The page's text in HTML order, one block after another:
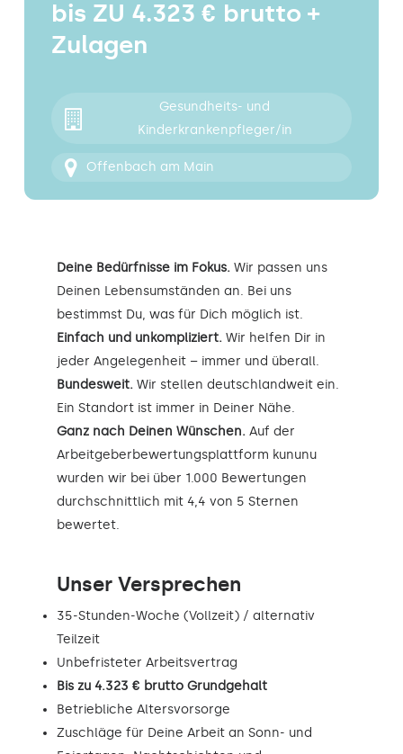
Kontaktbis ZU 4.323 € brutto +
Zulagen
Gesundheits- und
Kinderkrankenpfleger/in
Offenbach am Main
Deine Bedürfnisse im Fokus. Wir passen uns
Deinen Lebensumständen an. Bei uns
bestimmst Du, was für Dich möglich ist.
Einfach und unkompliziert. Wir helfen Dir in
jeder Angelegenheit – immer und überall.
Bundesweit. Wir stellen deutschlandweit ein.
Ein Standort ist immer in Deiner Nähe.
Ganz nach Deinen Wünschen. Auf der
Arbeitgeberbewertungsplattform kununu
wurden wir bei über 1.000 Bewertungen
durchschnittlich mit 4,4 von 5 Sternen
bewertet.
Unser Versprechen
35-Stunden-Woche (Vollzeit) / alternativ
Teilzeit
Unbefristeter Arbeitsvertrag
Bis zu 4.323 € brutto Grundgehalt
Betriebliche Altersvorsorge
Zuschläge für Deine Arbeit an Sonn- und